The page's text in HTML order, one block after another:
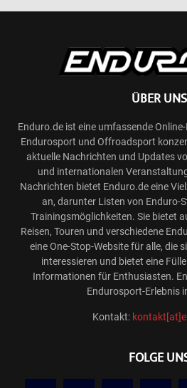
ÜBER UNS
Enduro.de ist eine umfassende
Endurosport und Offroadsport
aktuelle Nachrichten und Updates
und internationalen
Nachrichten bietet Enduro.de eine
an, darunter Listen von Enduro-
Trainingsmöglichkeiten. Sie bietet
Reisen, Touren und verschiedene
eine One-Stop-Website für alle, die
interessieren und bietet eine
Informationen für Enthusiasten.
Endurosport-Erlebnis
Kontakt:
FOLGE